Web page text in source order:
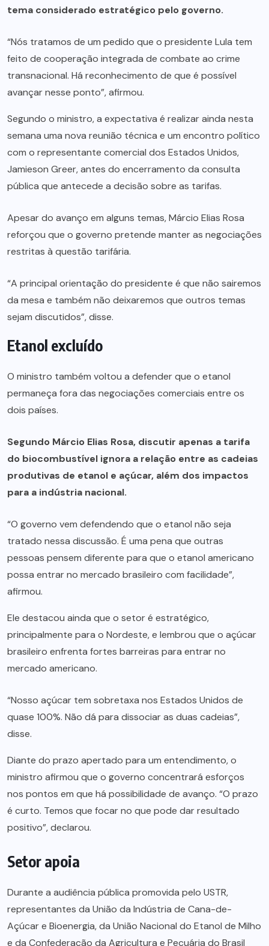
tema considerado estratégico pelo governo.
“Nós tratamos de um pedido que o presidente Lula tem
feito de cooperação integrada de combate ao crime
transnacional. Há reconhecimento de que é possível
avançar nesse ponto”, afirmou.
Segundo o ministro, a expectativa é realizar ainda nesta
semana uma nova reunião técnica e um encontro político
com o representante comercial dos Estados Unidos,
Jamieson Greer, antes do encerramento da consulta
pública que antecede a decisão sobre as tarifas.
Apesar do avanço em alguns temas, Márcio Elias Rosa
reforçou que o governo pretende manter as negociações
restritas à questão tarifária.
“A principal orientação do presidente é que não sairemos
da mesa e também não deixaremos que outros temas
sejam discutidos”, disse.
Etanol excluído
O ministro também voltou a defender que o etanol
permaneça fora das negociações comerciais entre os
dois países.
Segundo Márcio Elias Rosa, discutir apenas a tarifa
do biocombustível ignora a relação entre as cadeias
produtivas de etanol e açúcar, além dos impactos
para a indústria nacional.
“O governo vem defendendo que o etanol não seja
tratado nessa discussão. É uma pena que outras
pessoas pensem diferente para que o etanol americano
possa entrar no mercado brasileiro com facilidade”,
afirmou.
Ele destacou ainda que o setor é estratégico,
principalmente para o Nordeste, e lembrou que o açúcar
brasileiro enfrenta fortes barreiras para entrar no
mercado americano.
“Nosso açúcar tem sobretaxa nos Estados Unidos de
quase 100%. Não dá para dissociar as duas cadeias”,
disse.
Diante do prazo apertado para um entendimento, o
ministro afirmou que o governo concentrará esforços
nos pontos em que há possibilidade de avanço. “O prazo
é curto. Temos que focar no que pode dar resultado
positivo”, declarou.
Setor apoia
Durante a audiência pública promovida pelo USTR,
representantes da União da Indústria de Cana-de-
Açúcar e Bioenergia, da União Nacional do Etanol de Milho
e da Confederação da Agricultura e Pecuária do Brasil